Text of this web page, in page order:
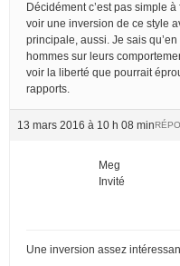
Décidément c’est pas simple
voir une inversion de ce style
principale, aussi. Je sais
hommes sur leurs
voir la liberté que pourrait
rapports.
13 mars 2016 à 10 h 08 min
Meg
Invité
Une inversion assez